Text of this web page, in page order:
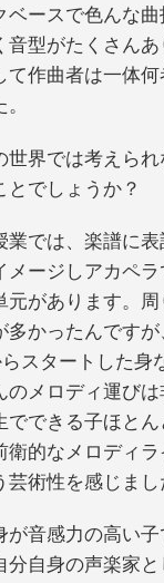
ベースで色んな
音型がたくさん
て作曲者は一体何
界では考えられ
とでしょうか？
では、楽譜に表
メージしアカペ
があります。周
多かったんです
らスタートした身
のメロディ運び
でできる子ほとん
衛的なメロディ
術性を感じまし
音感力の高い子
分自身の声楽家